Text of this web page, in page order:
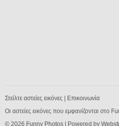
Στείλτε αστείες εικόνες
Επικοινωνία
Οι αστείες εικόνες που εμφανίζονται στο
© 2026 Funny Photos | Powered by